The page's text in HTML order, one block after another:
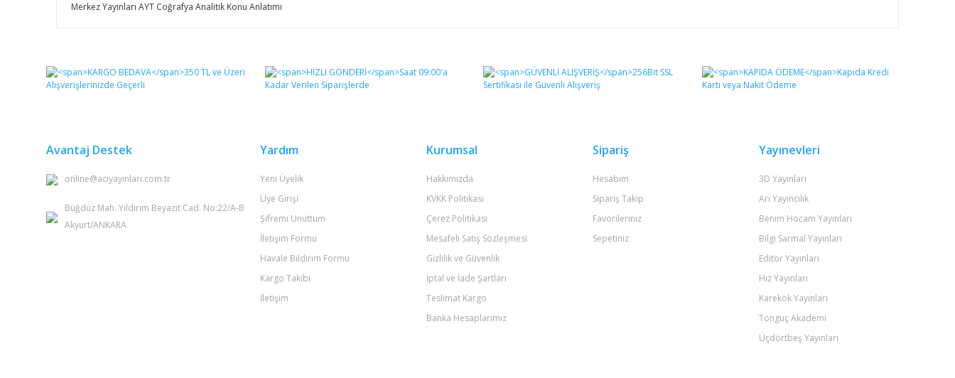
Merkez Yayınları AYT Coğrafya Analitik Konu Anlatımı
Bu ürüne ilk yorumu siz yapın!
Görüş ve önerileriniz için teşekkür ederiz.
Bu ürüne benzer farklı alternatifler olmalı.
Gönder
Avantaj Destek
online@aciyayinlari.com.tr
Büğdüz Mah. Yıldırım Beyazıt Cad. No:22/A-B
Akyurt/ANKARA
Yardım
Yeni Üyelik
Üye Girişi
Şifremi Unuttum
İletişim Formu
Havale Bildirim Formu
Kargo Takibi
İletişim
Kurumsal
Hakkımızda
KVKK Politikası
Çerez Politikası
Mesafeli Satış Sözleşmesi
Gizlilik ve Güvenlik
İptal ve İade Şartları
Teslimat Kargo
Banka Hesaplarımız
Sipariş
Hesabım
Sipariş Takip
Favorileriniz
Sepetiniz
Yayınevleri
3D Yayınları
Arı Yayıncılık
Benim Hocam Yayınları
Bilgi Sarmal Yayınları
Editör Yayınları
Hız Yayınları
Karekök Yayınları
Tonguç Akademi
Üçdörtbeş Yayınları